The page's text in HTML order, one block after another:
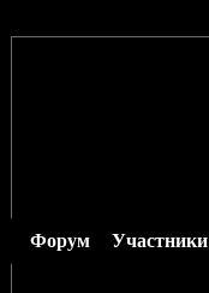
Форум Участники